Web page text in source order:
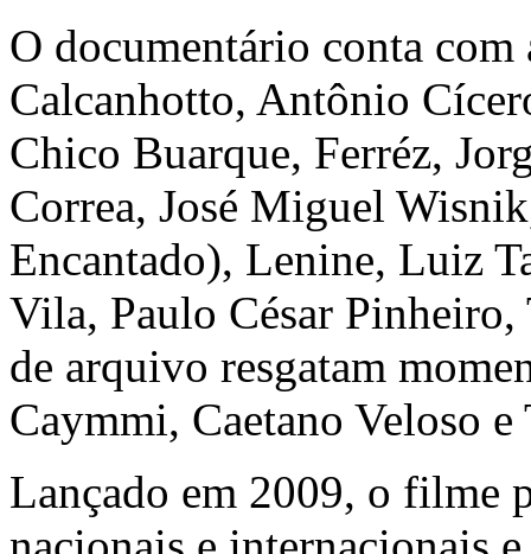
O documentário conta
Calcanhotto, Antônio
Chico Buarque, Ferréz,
Correa, José Miguel
Encantado), Lenine, Luiz
Vila, Paulo César
de arquivo resgatam
Caymmi, Caetano Veloso
Lançado em 2009, o filme